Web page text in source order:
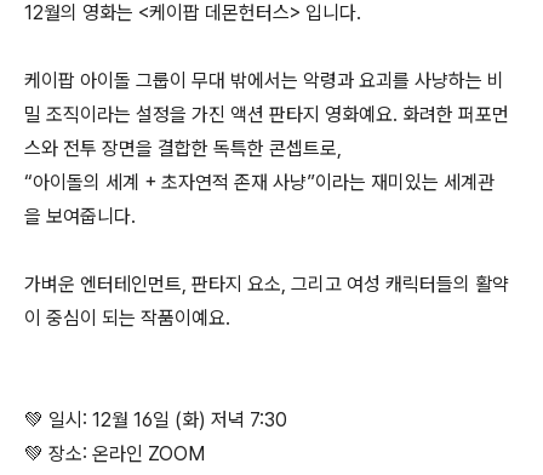
12월의 영화는 <케이팝 데몬헌터스> 입니다.
케이팝 아이돌 그룹이 무대 밖에서는 악령과 요괴를 사냥하는 비
밀 조직이라는 설정을 가진 액션 판타지 영화예요. 화려한 퍼포먼
스와 전투 장면을 결합한 독특한 콘셉트로,
“아이돌의 세계 + 초자연적 존재 사냥”이라는 재미있는 세계관
을 보여줍니다.
가벼운 엔터테인먼트, 판타지 요소, 그리고 여성 캐릭터들의 활약
이 중심이 되는 작품이예요.
💚 일시: 12월 16일 (화) 저녁 7:30
💚 장소: 온라인 ZOOM